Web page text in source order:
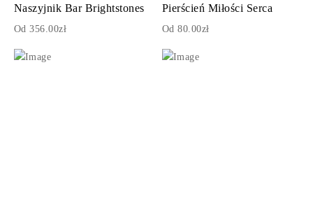
Naszyjnik Bar Brightstones
Od 356.00zł
Pierścień Miłości Serca
Od 80.00zł